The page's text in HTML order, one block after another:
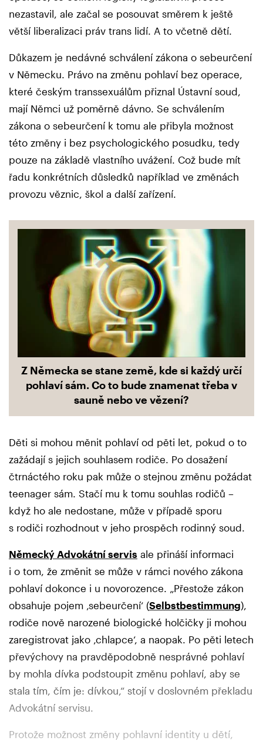
nezastavil, ale začal se posouvat směrem k ještě
větší liberalizaci práv trans lidí. A to včetně dětí.
Důkazem je nedávné schválení zákona o sebeurčení
v Německu. Právo na změnu pohlaví bez operace,
které českým transsexuálům přiznal Ústavní soud,
mají Němci už poměrně dávno. Se schválením
zákona o sebeurčení k tomu ale přibyla možnost
této změny i bez psychologického posudku, tedy
pouze na základě vlastního uvážení. Což bude mít
řadu konkrétních důsledků například ve změnách
provozu věznic, škol a další zařízení.
Z Německa se stane země, kde si každý určí
pohlaví sám. Co to bude znamenat třeba v
sauně nebo ve vězení?
Děti si mohou měnit pohlaví od pěti let, pokud o to
zažádají s jejich souhlasem rodiče. Po dosažení
čtrnáctého roku pak může o stejnou změnu požádat
teenager sám. Stačí mu k tomu souhlas rodičů –
když ho ale nedostane, může v případě sporu
s rodiči rozhodnout v jeho prospěch rodinný soud.
Německý Advokátní servis ale přináší informaci
i o tom, že změnit se může v rámci nového zákona
pohlaví dokonce i u novorozence. „Přestože zákon
obsahuje pojem ‚sebeurčení‘ (Selbstbestimmung),
rodiče nově narozené biologické holčičky ji mohou
zaregistrovat jako ‚chlapce‘, a naopak. Po pěti letech
převýchovy na pravděpodobně nesprávné pohlaví
by mohla dívka podstoupit změnu pohlaví, aby se
stala tím, čím je: dívkou,“ stojí v doslovném překladu
Advokátní servisu.
Protože možnost změny pohlavní identity u dětí,